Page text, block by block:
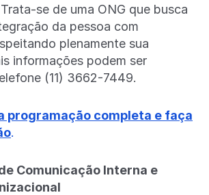
se de uma ONG que busca
da pessoa com
plenamente sua
informações podem ser
(11) 3662-7449.
programação completa e faça
.
Comunicação Interna e